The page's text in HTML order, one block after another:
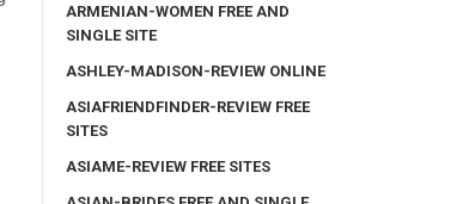
ARMENIAN-WOMEN FREE AND
SINGLE SITE
ASHLEY-MADISON-REVIEW ONLINE
ASIAFRIENDFINDER-REVIEW FREE
SITES
ASIAME-REVIEW FREE SITES